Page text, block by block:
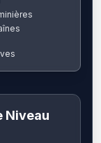
Niveau